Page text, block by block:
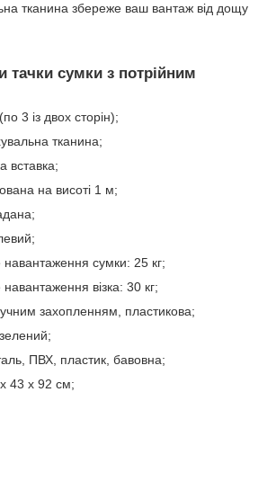
тканина збереже ваш вантаж від дощу
тачки сумки з потрійним
3 із двох сторін);
тканина;
вставка;
на висоті 1 м;
сумки: 25 кг;
візка: 30 кг;
захопленням, пластикова;
ПВХ, пластик, бавовна;
43 х 92 см;